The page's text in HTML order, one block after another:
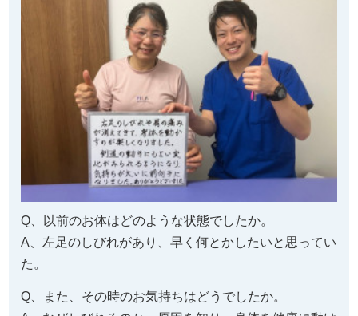
Q、以前のお体はどのような状態でしたか。
A、左足のしびれがあり、早く何とかしたいと思ってい
た。
Q、また、その時のお気持ちはどうでしたか。